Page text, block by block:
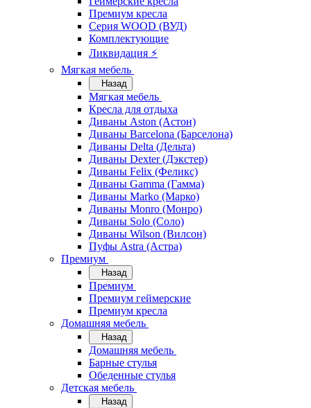
Премиум кресла
Серия WOOD (ВУД)
Комплектующие
Ликвидация ⚡
Мягкая мебель
Назад
Мягкая мебель
Кресла для отдыха
Диваны Aston (Астон)
Диваны Barcelona (Барселона)
Диваны Delta (Дельта)
Диваны Dexter (Дэкстер)
Диваны Felix (Феликс)
Диваны Gamma (Гамма)
Диваны Marko (Марко)
Диваны Monro (Монро)
Диваны Solo (Соло)
Диваны Wilson (Вилсон)
Пуфы Astra (Астра)
Премиум
Назад
Премиум
Премиум геймерские
Премиум кресла
Домашняя мебель
Назад
Домашняя мебель
Барные стулья
Обеденные стулья
Детская мебель
Назад